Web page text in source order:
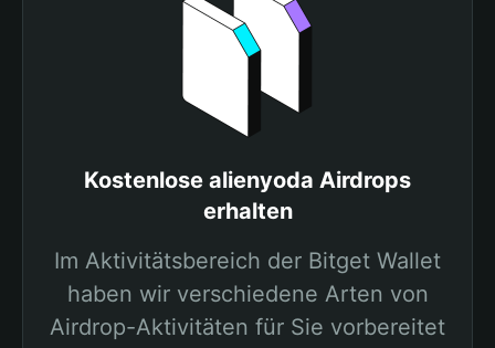
Kostenlose alienyoda Airdrops
erhalten
Im Aktivitätsbereich der Bitget Wallet
haben wir verschiedene Arten von
Airdrop-Aktivitäten für Sie vorbereitet